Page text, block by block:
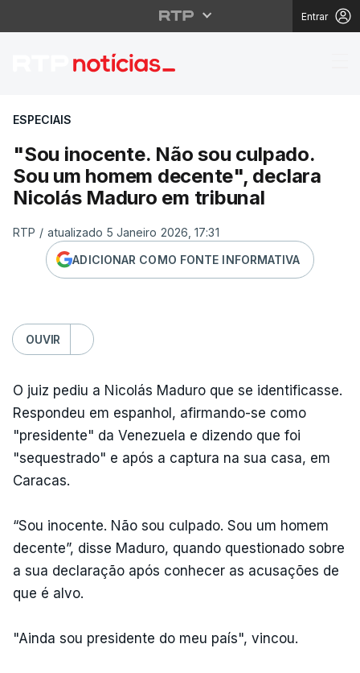
Entrar
"Sou inocente. Não
ESPECIAIS
"Sou inocente. Não sou culpado.
Sou um homem decente", declara
Nicolás Maduro em tribunal
RTP / atualizado 5 Janeiro 2026, 17:31
ADICIONAR COMO FONTE INFORMATIVA
OUVIR
O juiz pediu a Nicolás Maduro que se identificasse.
Respondeu em espanhol, afirmando-se como
"presidente" da Venezuela e dizendo que foi
"sequestrado" e após a captura na sua casa, em
Caracas.
“Sou inocente. Não sou culpado. Sou um homem
decente”, disse Maduro, quando questionado sobre
a sua declaração após conhecer as acusações de
que é alvo.
"Ainda sou presidente do meu país", vincou.